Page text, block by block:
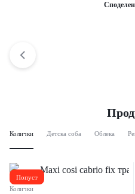
Колички Детска соба Облека
Попуст
Колички